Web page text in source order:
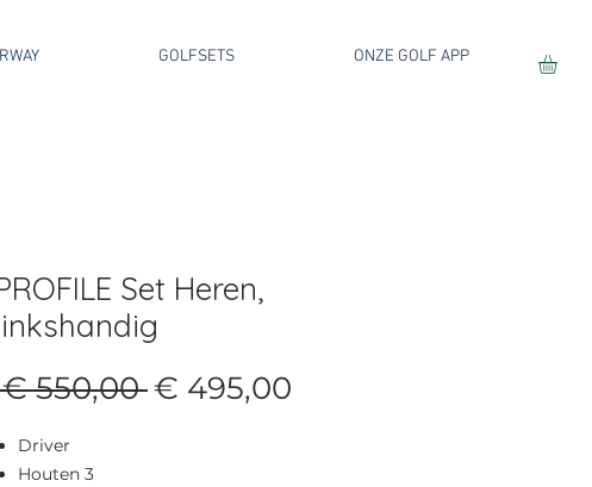
GOLFSETS ONZE GOLF APP
Set Heren,
550,00 Normale
€ 495,00
Driver
Houten 3